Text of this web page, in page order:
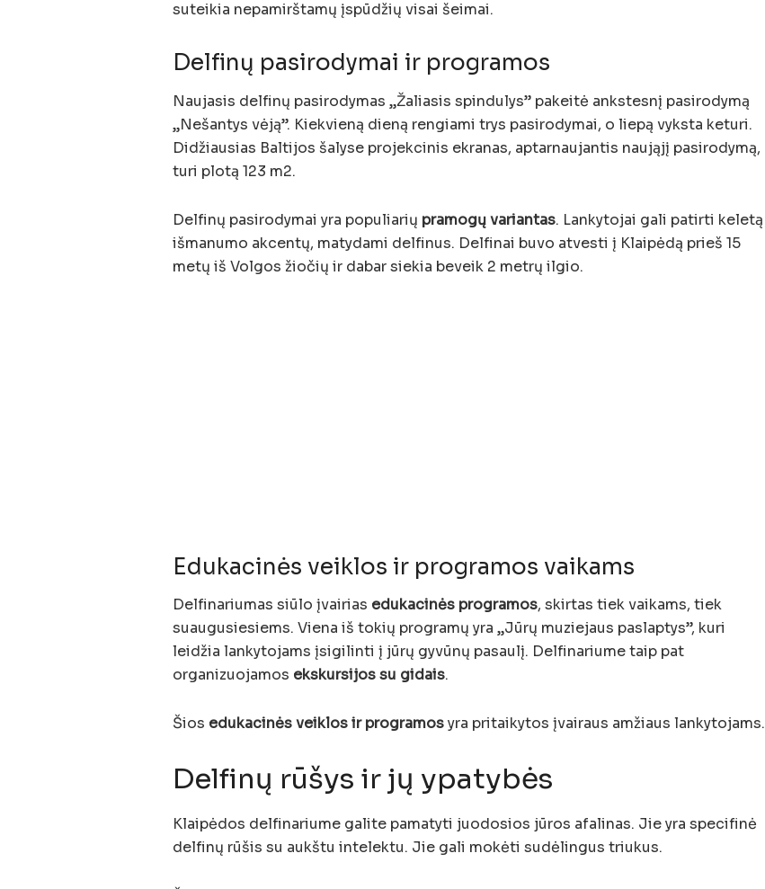
suteikia nepamirštamų įspūdžių visai šeimai.
Delfinų pasirodymai ir programos
Naujasis delfinų pasirodymas „Žaliasis spindulys” pakeitė ankstesnį pasirodymą
„Nešantys vėją”. Kiekvieną dieną rengiami trys pasirodymai, o liepą vyksta keturi.
Didžiausias Baltijos šalyse projekcinis ekranas, aptarnaujantis naująjį pasirodymą,
turi plotą 123 m2.
Delfinų pasirodymai yra populiarių pramogų variantas. Lankytojai gali patirti keletą
išmanumo akcentų, matydami delfinus. Delfinai buvo atvesti į Klaipėdą prieš 15
metų iš Volgos žiočių ir dabar siekia beveik 2 metrų ilgio.
Edukacinės veiklos ir programos vaikams
Delfinariumas siūlo įvairias edukacinės programos, skirtas tiek vaikams, tiek
suaugusiesiems. Viena iš tokių programų yra „Jūrų muziejaus paslaptys”, kuri
leidžia lankytojams įsigilinti į jūrų gyvūnų pasaulį. Delfinariume taip pat
organizuojamos ekskursijos su gidais.
Šios edukacinės veiklos ir programosyra pritaikytos įvairaus amžiaus lankytojams.
Delfinų rūšys ir jų ypatybės
Klaipėdos delfinariume galite pamatyti juodosios jūros afalinas. Jie yra specifinė
delfinų rūšis su aukštu intelektu. Jie gali mokėti sudėlingus triukus.